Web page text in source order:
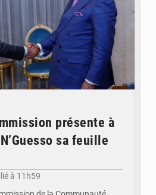
présente à
sa feuille
à 11h59